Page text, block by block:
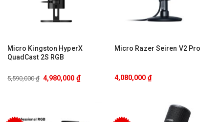
Micro Kingston HyperX
QuadCast 2S RGB
5,590,000₫ 4,980,000 ₫
Micro Razer Seiren V2 Pro
4,080,000 ₫